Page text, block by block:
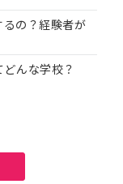
の？経験者が
んな学校？